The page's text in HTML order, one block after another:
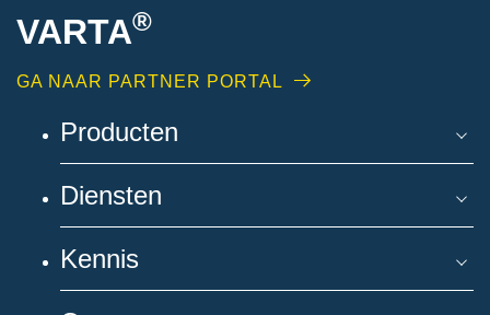
VARTA®
GA NAAR PARTNER PORTAL
Producten
Diensten
Kennis